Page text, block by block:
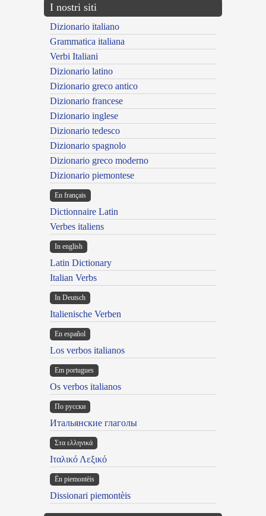
I nostri siti
Dizionario italiano
Grammatica italiana
Verbi Italiani
Dizionario latino
Dizionario greco antico
Dizionario francese
Dizionario inglese
Dizionario tedesco
Dizionario spagnolo
Dizionario greco moderno
Dizionario piemontese
En français
Dictionnaire Latin
Verbes italiens
In english
Latin Dictionary
Italian Verbs
In Deutsch
Italienische Verben
En español
Los verbos italianos
Em portugues
Os verbos italianos
По русски
Итальянские глаголы
Στα ελληνικά
Ιταλικό Λεξικό
Ën piemontèis
Dissionari piemontèis